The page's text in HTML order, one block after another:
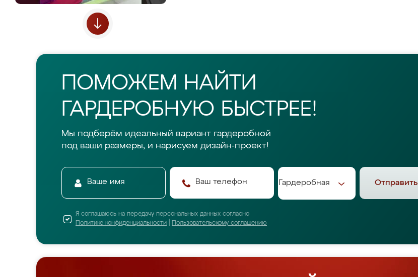
ПОМОЖЕМ НАЙТИ
ГАРДЕРОБНУЮ БЫСТРЕЕ!
Мы подберём идеальный вариант гардеробной
под ваши размеры, и нарисуем дизайн-проект!
Отправить
Я соглашаюсь на передачу персональных данных согласно
Политике конфиденциальности
Пользовательскому соглашению